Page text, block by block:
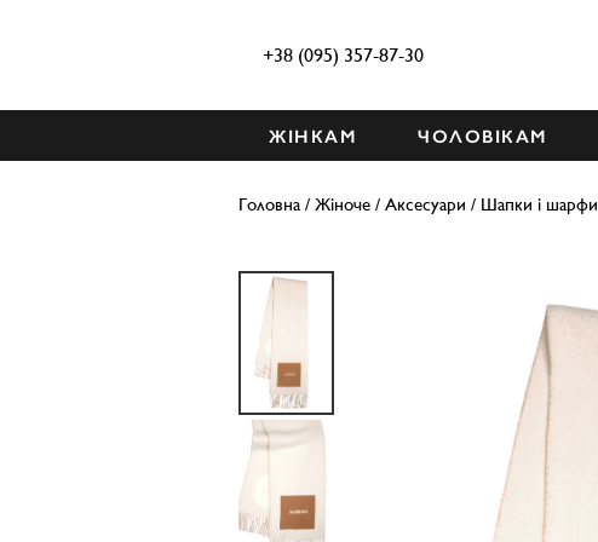
+38 (095) 357-87-30
ЖІНКАМ ЧОЛОВІКАМ
Головна / Жіноче / Аксесуари / Шапки і шарфи